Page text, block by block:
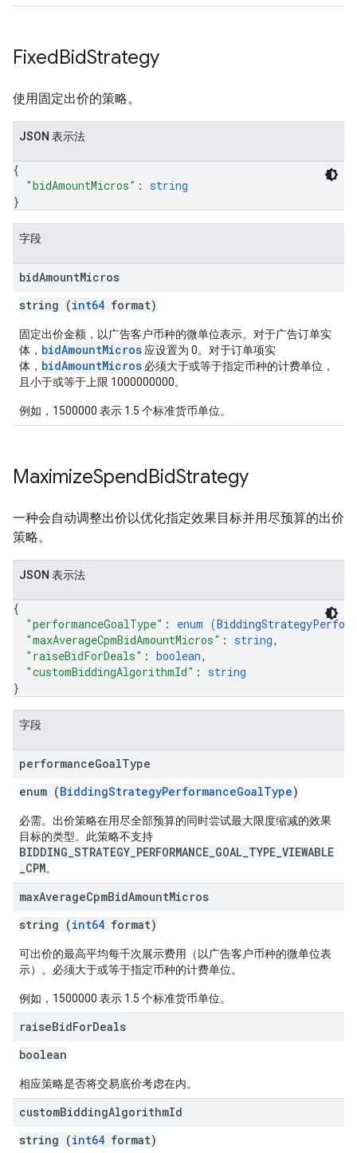
FixedBidStrategy
使用固定出价的策略。
JSON 表示法
{
"bidAmountMicros" : string
}
字段
bidAmountMicros
string (int64 format)
固定出价金额，以广告客户币种的微单位表示。对于广告订单实
体， bidAmountMicros 应设置为 0。对于订单项实
体， bidAmountMicros 必须大于或等于指定币种的计费单位，
且小于或等于上限 1000000000。
例如，1500000 表示 1.5 个标准货币单位。
MaximizeSpendBidStrategy
一种会自动调整出价以优化指定效果目标并用尽预算的出价
策略。
JSON 表示法
{
"performanceGoalType" : enum (
"maxAverageCpmBidAmountMicros" : string,
"raiseBidForDeals" : boolean,
"customBiddingAlgorithmId" : string
}
字段
performanceGoalType
enum (BiddingStrategyPerformanceGoalType)
必需。出价策略在用尽全部预算的同时尝试最大限度缩减的效果
目标的类型。此策略不支持
BIDDING_STRATEGY_PERFORMANCE_GOAL_TYPE_VIEWABLE
_CPM。
maxAverageCpmBidAmountMicros
string (int64 format)
可出价的最高平均每千次展示费用（以广告客户币种的微单位表
示）。必须大于或等于指定币种的计费单位。
例如，1500000 表示 1.5 个标准货币单位。
raiseBidForDeals
boolean
相应策略是否将交易底价考虑在内。
customBiddingAlgorithmId
string (int64 format)